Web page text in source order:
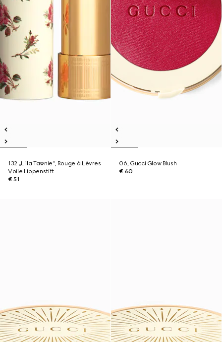
132 „Lilla Tawnie“, Rouge à Lèvres
Voile Lippenstift
€ 51
06, Gucci Glow Blush
€ 60